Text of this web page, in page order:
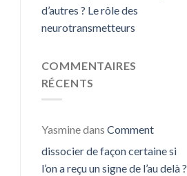
d’autres ? Le rôle des
neurotransmetteurs
COMMENTAIRES
RÉCENTS
Yasminedans Comment
dissocier de façon certaine si
l’on a reçu un signe de l’au delà ?